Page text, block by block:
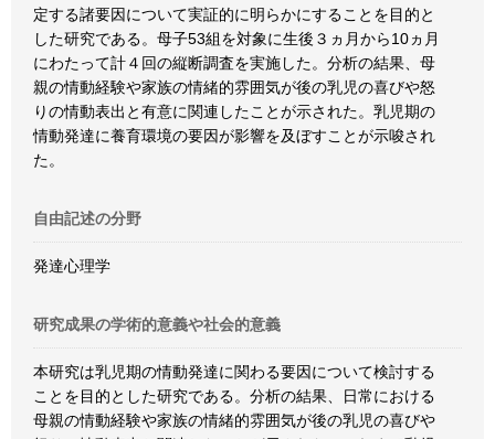
定する諸要因について実証的に明らかにすることを目的と
した研究である。母子53組を対象に生後３ヵ月から10ヵ月
にわたって計４回の縦断調査を実施した。分析の結果、母
親の情動経験や家族の情緒的雰囲気が後の乳児の喜びや怒
りの情動表出と有意に関連したことが示された。乳児期の
情動発達に養育環境の要因が影響を及ぼすことが示唆され
た。
自由記述の分野
発達心理学
研究成果の学術的意義や社会的意義
本研究は乳児期の情動発達に関わる要因について検討する
ことを目的とした研究である。分析の結果、日常における
母親の情動経験や家族の情緒的雰囲気が後の乳児の喜びや